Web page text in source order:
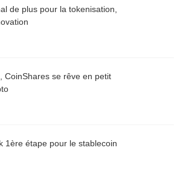
de plus pour la tokenisation,
CoinShares se rêve en petit
1ère étape pour le stablecoin